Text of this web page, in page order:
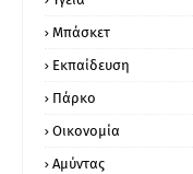
Μπάσκετ
Εκπαίδευση
Πάρκο
Οικονομία
Αμύντας